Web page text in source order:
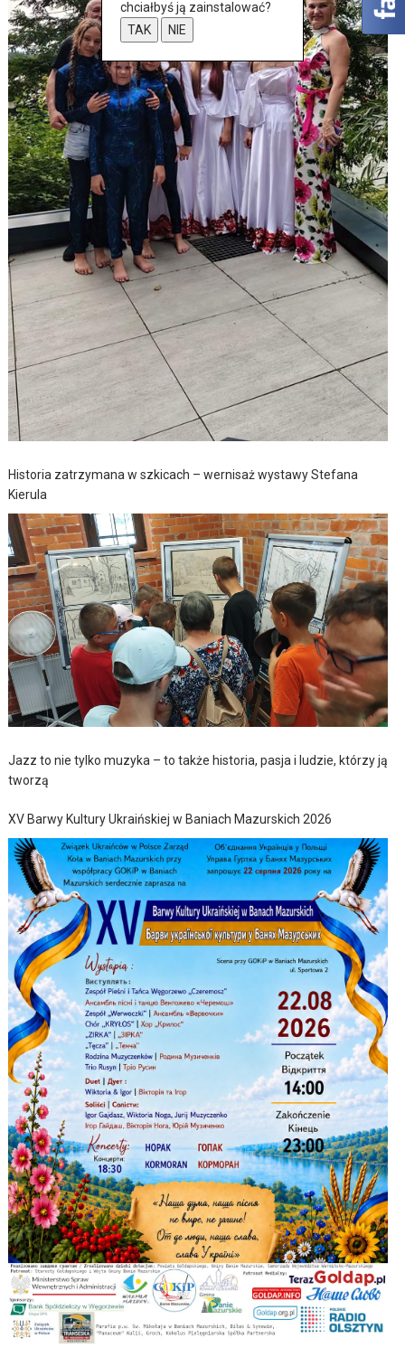
Historia zatrzymana w szkicach – wernisaż wystawy Stefana
Kierula
Jazz to nie tylko muzyka – to także historia, pasja i ludzie, którzy ją
tworzą
XV Barwy Kultury Ukraińskiej w Baniach Mazurskich 2026
chciałbyś ją zainstalować?
TAK
NIE